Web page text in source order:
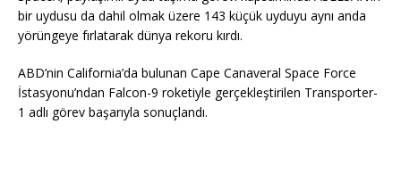
bir uydusu da dahil olmak üzere 143 küçük uyduyu aynı anda
yörüngeye fırlatarak dünya rekoru kırdı.
ABD’nin California’da bulunan Cape Canaveral Space Force
İstasyonu’ndan Falcon-9 roketiyle gerçekleştirilen Transporter-
1 adlı görev başarıyla sonuçlandı.